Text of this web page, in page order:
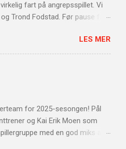
fart på angrepsspillet. Vi
Trond Fodstad. Før pause får
lang tid før vi slo tilbake med
scoringen sin. Faaberg
kamp fremover, men et
Toten Kampen etter tok vi
LES MER
for 2025-sesongen! Pål
og Kai Erik Moen som
med en god miks av